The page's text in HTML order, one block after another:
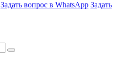
Задать вопрос в WhatsApp Задать